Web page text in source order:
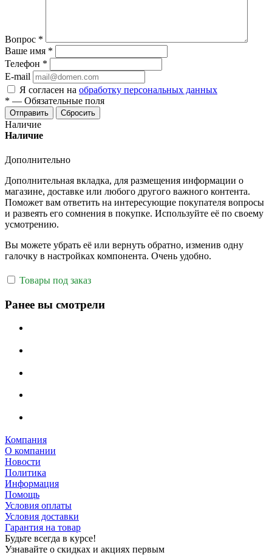
Вопрос *
Ваше имя *
Телефон *
E-mail
Я согласен на обработку персональных данных
* — Обязательные поля
Отправить Сбросить
Наличие
Наличие
Дополнительно
Дополнительная вкладка, для размещения информации о
магазине, доставке или любого другого важного контента.
Поможет вам ответить на интересующие покупателя вопросы
и развеять его сомнения в покупке. Используйте её по своему
усмотрению.
Вы можете убрать её или вернуть обратно, изменив одну
галочку в настройках компонента. Очень удобно.
Товары под заказ
Ранее вы смотрели
Компания
О компании
Новости
Политика
Информация
Помощь
Условия оплаты
Условия доставки
Гарантия на товар
Будьте всегда в курсе!
Узнавайте о скидках и акциях первым